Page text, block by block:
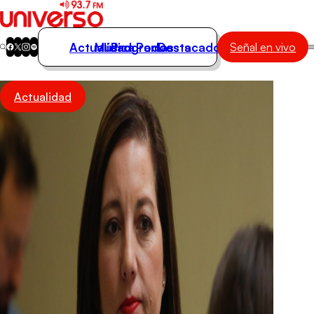
Actualidad
Música
Programas
Podcasts
Destacados
Actualidad
Música
Programas
Podcasts
Destacados Señal en vivo
Actualidad